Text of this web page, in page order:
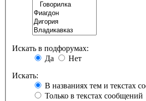
Искать в подфорумах:
Да
Нет
Искать:
В названиях тем и текстах
Только в текстах сообщений